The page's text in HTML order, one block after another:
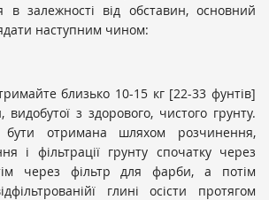
в залежності від обставин, основний
наступним чином:
близько 10-15 кг [22-33 фунтів]
видобутої з здорового, чистого грунту.
отримана шляхом розчинення,
і фільтрації грунту спочатку через
через фільтр для фарби, а потім
глині осісти протягом